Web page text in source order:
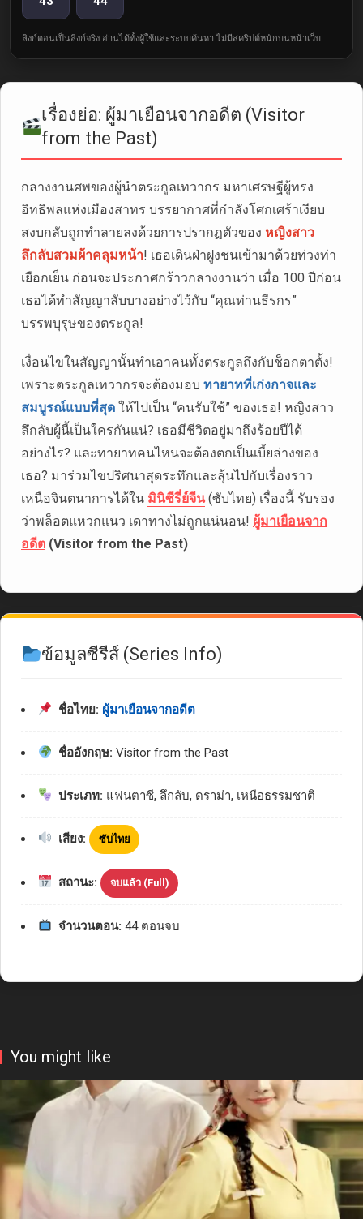
ลิงก์ตอนเป็นลิงก์จริง อ่านได้ทั้งผู้ใช้และระบบค้นหา ไม่มีสคริปต์หนักบนหน้าเว็บ
เรื่องย่อ: ผู้มาเยือนจากอดีต (Visitor
from the Past)
กลางงานศพของผู้นำตระกูลเทวากร มหาเศรษฐีผู้ทรง
อิทธิพลแห่งเมืองสาทร บรรยากาศที่กำลังโศกเศร้าเงียบ
สงบกลับถูกทำลายลงด้วยการปรากฏตัวของ หญิงสาว
ลึกลับสวมผ้าคลุมหน้า! เธอเดินฝ่าฝูงชนเข้ามาด้วยท่วงท่า
เยือกเย็น ก่อนจะประกาศกร้าวกลางงานว่า เมื่อ 100 ปีก่อน
เธอได้ทำสัญญาลับบางอย่างไว้กับ “คุณท่านธีรกร”
บรรพบุรุษของตระกูล!
เงื่อนไขในสัญญานั้นทำเอาคนทั้งตระกูลถึงกับช็อกตาตั้ง!
เพราะตระกูลเทวากรจะต้องมอบ ทายาทที่เก่งกาจและ
สมบูรณ์แบบที่สุด ให้ไปเป็น “คนรับใช้” ของเธอ! หญิงสาว
ลึกลับผู้นี้เป็นใครกันแน่? เธอมีชีวิตอยู่มาถึงร้อยปีได้
อย่างไร? และทายาทคนไหนจะต้องตกเป็นเบี้ยล่างของ
เธอ? มาร่วมไขปริศนาสุดระทึกและลุ้นไปกับเรื่องราว
เหนือจินตนาการได้ใน มินิซีรี่ย์จีน(ซับไทย) เรื่องนี้ รับรอง
ว่าพล็อตแหวกแนว เดาทางไม่ถูกแน่นอน! ผู้มาเยือนจาก
อดีต (Visitor from the Past)
ข้อมูลซีรีส์ (Series Info)
ชื่อไทย: ผู้มาเยือนจากอดีต
ชื่ออังกฤษ: Visitor from the Past
ประเภท: แฟนตาซี, ลึกลับ, ดราม่า, เหนือธรรมชาติ
เสียง: ซับไทย
สถานะ: จบแล้ว (Full)
จำนวนตอน: 44 ตอนจบ
You might like